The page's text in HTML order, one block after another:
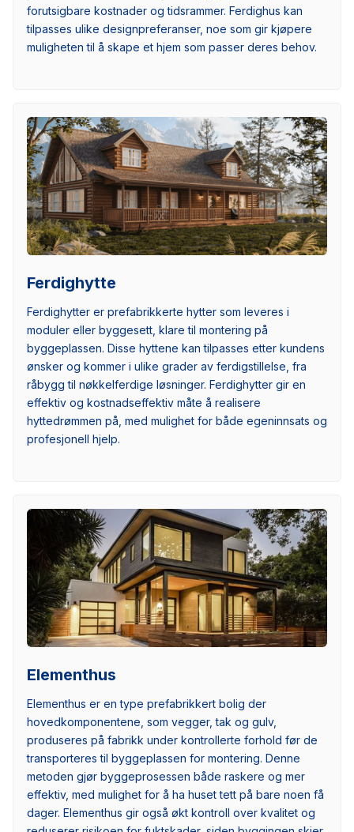
forutsigbare kostnader og tidsrammer. Ferdighus kan
tilpasses ulike designpreferanser, noe som gir kjøpere
muligheten til å skape et hjem som passer deres behov.
Ferdighytte
Ferdighytter er prefabrikkerte hytter som leveres i
moduler eller byggesett, klare til montering på
byggeplassen. Disse hyttene kan tilpasses etter kundens
ønsker og kommer i ulike grader av ferdigstillelse, fra
råbygg til nøkkelferdige løsninger. Ferdighytter gir en
effektiv og kostnadseffektiv måte å realisere
hyttedrømmen på, med mulighet for både egeninnsats og
profesjonell hjelp.
Elementhus
Elementhus er en type prefabrikkert bolig der
hovedkomponentene, som vegger, tak og gulv,
produseres på fabrikk under kontrollerte forhold før de
transporteres til byggeplassen for montering. Denne
metoden gjør byggeprosessen både raskere og mer
effektiv, med mulighet for å ha huset tett på bare noen få
dager. Elementhus gir også økt kontroll over kvalitet og